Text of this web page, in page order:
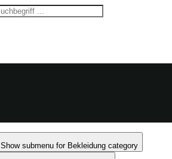
Show submenu for Bekleidung category